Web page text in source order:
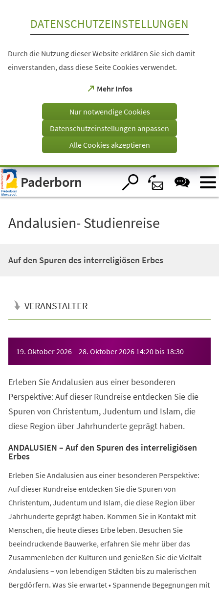
Visuelle
Assistenzsoftware
öffnen.
DATENSCHUTZEINSTELLUNGEN
Durch die Nutzung dieser Website erklären Sie sich damit
einverstanden, dass diese Seite Cookies verwendet.
Mehr Infos
(Öffnet
einem
Tab)
Nur notwendige Cookies
Datenschutzeinstellungen anpassen
Alle Cookies akzeptieren
Paderborn
Andalusien- Studienreise
Auf den Spuren des interreligiösen Erbes
VERANSTALTER
19. Oktober 2026– 28. Oktober 2026 14:20 bis 18:30
Erleben Sie Andalusien aus einer besonderen
Perspektive: Auf dieser Rundreise entdecken Sie die
Spuren von Christentum, Judentum und Islam, die
diese Region über Jahrhunderte geprägt haben.
ANDALUSIEN – Auf den Spuren des interreligiösen
Erbes
Erleben Sie Andalusien aus einer besonderen Perspektive:
Auf dieser Rundreise entdecken Sie die Spuren von
Christentum, Judentum und Islam, die diese Region über
Jahrhunderte geprägt haben. Kommen Sie in Kontakt mit
Menschen, die heute dieses Erbe leben. Besuchen Sie
beeindruckende Bauwerke, erfahren Sie mehr über das
Zusammenleben der Kulturen und genießen Sie die Vielfalt
Andalusiens – von lebendigen Städten bis zu malerischen
Bergdörfern. Was Sie erwartet • Spannende Begegnungen mit